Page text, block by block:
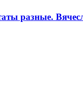
разные.